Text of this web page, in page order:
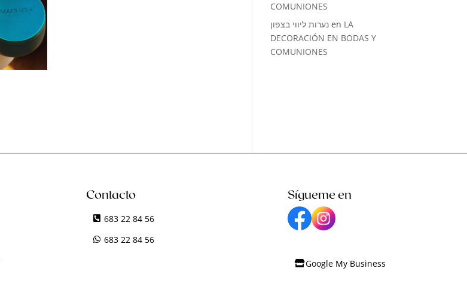
COMUNIONES
נערות ליווי בצפון en LA
DECORACIÓN EN BODAS Y
COMUNIONES
Contacto
683 22 84 56
683 22 84 56
Sígueme en
Google My Business